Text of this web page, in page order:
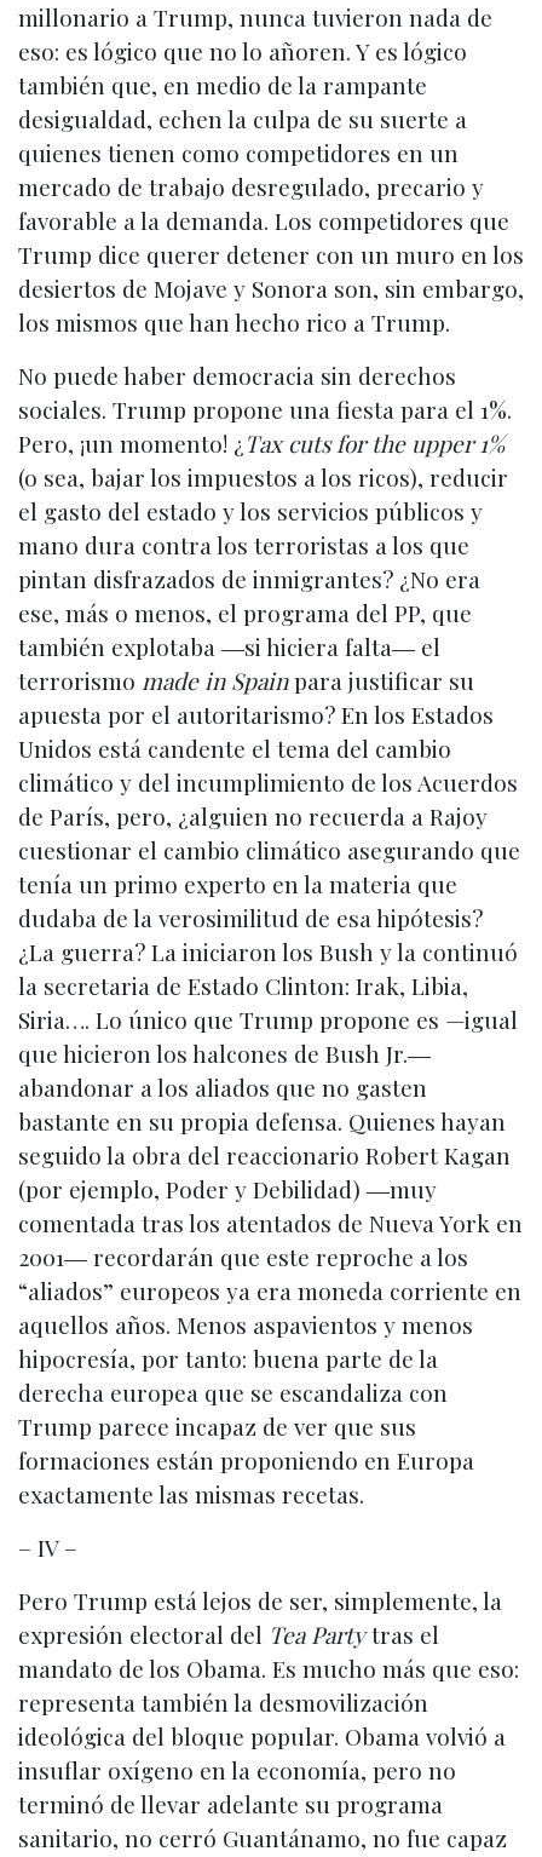
millonario a Trump, nunca tuvieron nada de
eso: es lógico que no lo añoren. Y es lógico
también que, en medio de la rampante
desigualdad, echen la culpa de su suerte a
quienes tienen como competidores en un
mercado de trabajo desregulado, precario y
favorable a la demanda. Los competidores que
Trump dice querer detener con un muro en los
desiertos de Mojave y Sonora son, sin embargo,
los mismos que han hecho rico a Trump.
No puede haber democracia sin derechos
sociales. Trump propone una fiesta para el 1%.
Pero, ¡un momento! ¿ Tax cuts for the upper 1%
(o sea, bajar los impuestos a los ricos), reducir
el gasto del estado y los servicios públicos y
mano dura contra los terroristas a los que
pintan disfrazados de inmigrantes? ¿No era
ese, más o menos, el programa del PP, que
también explotaba ―si hiciera falta― el
terrorismo made in Spainpara justificar su
apuesta por el autoritarismo? En los Estados
Unidos está candente el tema del cambio
climático y del incumplimiento de los Acuerdos
de París, pero, ¿alguien no recuerda a Rajoy
cuestionar el cambio climático asegurando que
tenía un primo experto en la materia que
dudaba de la verosimilitud de esa hipótesis?
¿La guerra? La iniciaron los Bush y la continuó
la secretaria de Estado Clinton: Irak, Libia,
Siria…. Lo único que Trump propone es —igual
que hicieron los halcones de Bush Jr.―
abandonar a los aliados que no gasten
bastante en su propia defensa. Quienes hayan
seguido la obra del reaccionario Robert Kagan
(por ejemplo, Poder y Debilidad) ―muy
comentada tras los atentados de Nueva York en
2001― recordarán que este reproche a los
“aliados” europeos ya era moneda corriente en
aquellos años. Menos aspavientos y menos
hipocresía, por tanto: buena parte de la
derecha europea que se escandaliza con
Trump parece incapaz de ver que sus
formaciones están proponiendo en Europa
exactamente las mismas recetas.
– IV –
Pero Trump está lejos de ser, simplemente, la
expresión electoral del Tea Partytras el
mandato de los Obama. Es mucho más que eso:
representa también la desmovilización
ideológica del bloque popular. Obama volvió a
insuflar oxígeno en la economía, pero no
terminó de llevar adelante su programa
sanitario, no cerró Guantánamo, no fue capaz